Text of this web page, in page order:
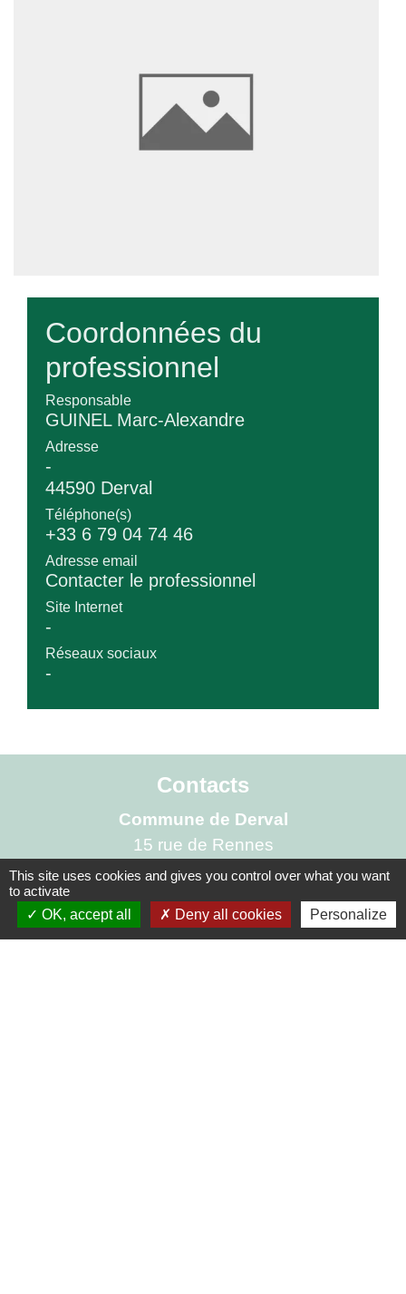
Coordonnées du
professionnel
Responsable
GUINEL Marc-Alexandre
Adresse
-
44590 Derval
Téléphone(s)
+33 6 79 04 74 46
Adresse email
Contacter le professionnel
Site Internet
-
Réseaux sociaux
-
Contacts
Commune de Derval
15 rue de Rennes
44590 Derval - FRANCE
Écrire à la mairie
This site uses cookies and gives you control over what you want
to activate
OK, accept all
Deny all cookies Personalize